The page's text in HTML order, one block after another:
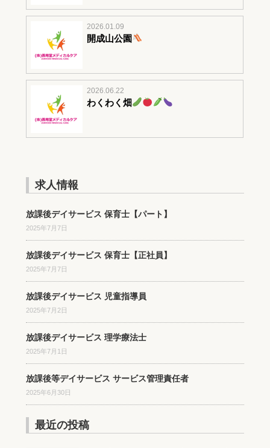
2026.01.09
開成山公園
2026.06.22
わくわく畑
求人情報
放課後デイサービス 保育士【パート】
2025年7月7日
放課後デイサービス 保育士【正社員】
2025年7月7日
放課後デイサービス 児童指導員
2025年7月2日
放課後デイサービス 理学療法士
2025年7月1日
放課後等デイサービス サービス管理責任者
2025年6月30日
最近の投稿